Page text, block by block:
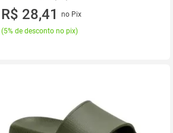
R$ 28,41
no Pix
(5% de desconto no pix)